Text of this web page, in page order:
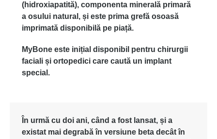
(hidroxiapatită), componenta minerală primară
a osului natural, și este prima grefă osoasă
imprimată disponibilă pe piață.
MyBone este inițial disponibil pentru chirurgii
faciali și ortopedici care caută un implant
special.
În urmă cu doi ani, când a fost lansat, și a
existat mai degrabă în versiune beta decât în